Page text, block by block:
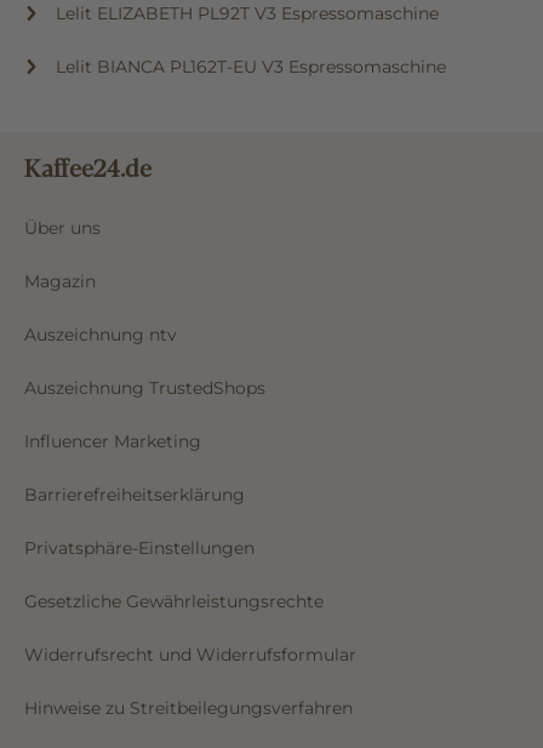
Lelit ELIZABETH PL92T V3 Espressomaschine
Lelit BIANCA PL162T-EU V3 Espressomaschine
Kaffee24.de
Über uns
Magazin
Auszeichnung ntv
Auszeichnung TrustedShops
Influencer Marketing
Barrierefreiheitserklärung
Privatsphäre-Einstellungen
Gesetzliche Gewährleistungsrechte
Widerrufsrecht und Widerrufsformular
Hinweise zu Streitbeilegungsverfahren